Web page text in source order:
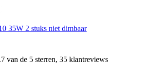
35W 2 stuks niet dimbaar
van de 5 sterren, 35 klantreviews